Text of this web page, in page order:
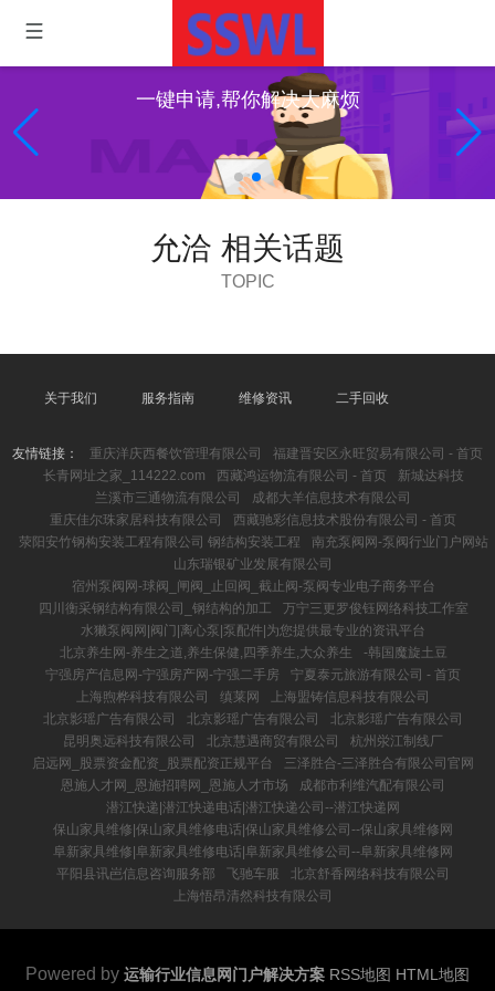
一键申请,帮你解决大麻烦
允洽 相关话题
TOPIC
关于我们 服务指南 维修资讯 二手回收
友情链接： 重庆洋庆西餐饮管理有限公司
福建晋安区永旺贸易有限公司 - 首页
长青网址之家_114222.com
西藏鸿运物流有限公司 - 首页
新城达科技
兰溪市三通物流有限公司
成都大羊信息技术有限公司
重庆佳尔珠家居科技有限公司
西藏驰彩信息技术股份有限公司 - 首页
荥阳安竹钢构安装工程有限公司 钢结构安装工程
南充泵阀网-泵阀行业门户网站
山东瑞银矿业发展有限公司
宿州泵阀网-球阀_闸阀_止回阀_截止阀-泵阀专业电子商务平台
四川衡采钢结构有限公司_钢结构的加工
万宁三更罗俊钰网络科技工作室
水獭泵阀网|阀门|离心泵|泵配件|为您提供最专业的资讯平台
北京养生网-养生之道,养生保健,四季养生,大众养生
-韩国魔旋土豆
宁强房产信息网-宁强房产网-宁强二手房
宁夏泰元旅游有限公司 - 首页
上海煦桦科技有限公司
缜莱网
上海盟铸信息科技有限公司
北京影瑶广告有限公司
北京影瑶广告有限公司
北京影瑶广告有限公司
昆明奥远科技有限公司
北京慧遇商贸有限公司
杭州泶江制线厂
启远网_股票资金配资_股票配资正规平台
三泽胜合-三泽胜合有限公司官网
恩施人才网_恩施招聘网_恩施人才市场
成都市利维汽配有限公司
潜江快递|潜江快递电话|潜江快递公司--潜江快递网
保山家具维修|保山家具维修电话|保山家具维修公司--保山家具维修网
阜新家具维修|阜新家具维修电话|阜新家具维修公司--阜新家具维修网
平阳县讯岜信息咨询服务部
飞驰车服
北京舒香网络科技有限公司
上海悟昂清然科技有限公司
Powered by 运输行业信息网门户解决方案 RSS地图 HTML地图